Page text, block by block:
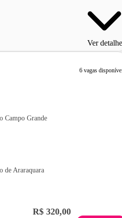
Ver
6 vagas
Campo Grande
de Araraquara
R$ 320,00